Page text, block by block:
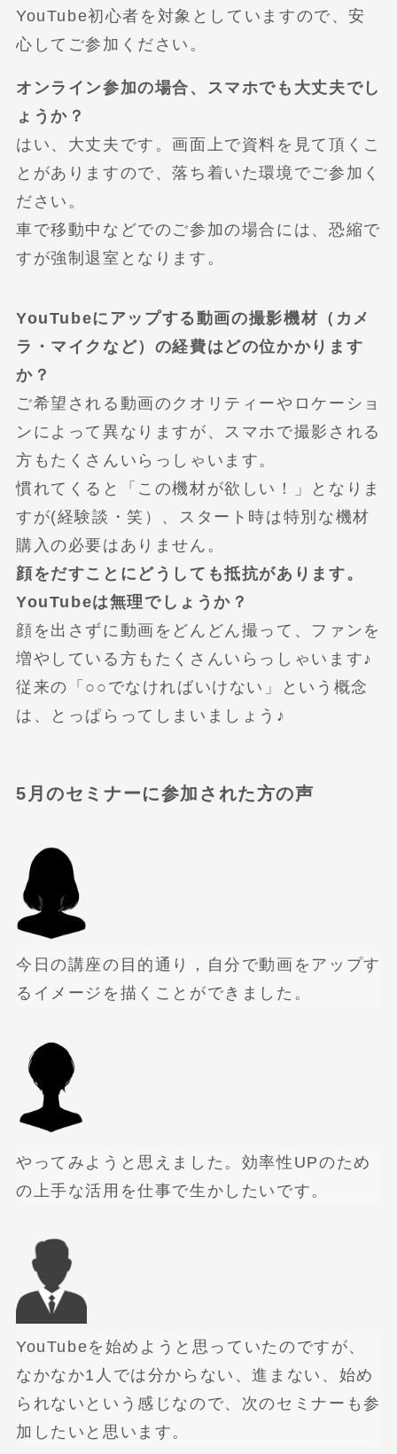
YouTube初心者を対象としていますので、安
心してご参加ください。
オンライン参加の場合、スマホでも大丈夫でし
ょうか？
はい、大丈夫です。画面上で資料を見て頂くこ
とがありますので、落ち着いた環境でご参加く
ださい。
車で移動中などでのご参加の場合には、恐縮で
すが強制退室となります。
YouTubeにアップする動画の撮影機材（カメ
ラ・マイクなど）の経費はどの位かかります
か？
ご希望される動画のクオリティーやロケーショ
ンによって異なりますが、スマホで撮影される
方もたくさんいらっしゃいます。
慣れてくると「この機材が欲しい！」となりま
すが(経験談・笑）、スタート時は特別な機材
購入の必要はありません。
顔をだすことにどうしても抵抗があります。
YouTubeは無理でしょうか？
顔を出さずに動画をどんどん撮って、ファンを
増やしている方もたくさんいらっしゃいます♪
従来の「○○でなければいけない」という概念
は、とっぱらってしまいましょう♪
5月のセミナーに参加された方の声
今日の講座の目的通り，自分で動画をアップす
るイメージを描くことができました。
やってみようと思えました。効率性UPのため
の上手な活用を仕事で生かしたいです。
YouTubeを始めようと思っていたのですが、
なかなか1人では分からない、進まない、始め
られないという感じなので、次のセミナーも参
加したいと思います。